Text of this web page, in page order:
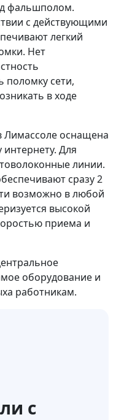
фальшполом.
с действующими
легкий
Нет
поломку сети,
в ходе
Лимассоле оснащена
Для
линии.
сразу 2
возможно в любой
высокой
приема и
оборудование и
работникам.
с